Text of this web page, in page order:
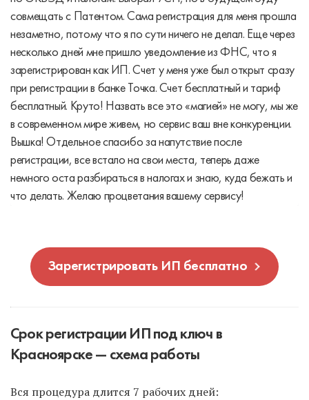
совмещать с Патентом. Сама регистрация для меня прошла
незаметно, потому что я по сути ничего не делал. Еще через
несколько дней мне пришло уведомление из ФНС, что я
зарегистрирован как ИП. Счет у меня уже был открыт сразу
при регистрации в банке Точка. Счет бесплатный и тариф
бесплатный. Круто! Назвать все это «магией» не могу, мы же
в современном мире живем, но сервис ваш вне конкуренции.
Вышка! Отдельное спасибо за напутствие после
регистрации, все встало на свои места, теперь даже
немного оста разбираться в налогах и знаю, куда бежать и
что делать. Желаю процветания вашему сервису!
Зарегистрировать ИП бесплатно
Срок регистрации ИП под ключ в
Красноярске — схема работы
Вся процедура длится 7 рабочих дней: